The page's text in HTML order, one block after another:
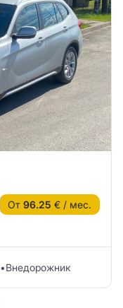
От 96.25 € / мес.
•Внедорожник